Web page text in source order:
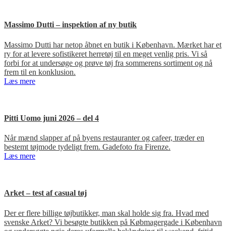
Massimo Dutti – inspektion af ny butik
Massimo Dutti har netop åbnet en butik i København. Mærket har et
ry for at levere sofistikeret herretøj til en meget venlig pris. Vi så
forbi for at undersøge og prøve tøj fra sommerens sortiment og nå
frem til en konklusion.
Læs mere
Pitti Uomo juni 2026 – del 4
Når mænd slapper af på byens restauranter og cafeer, træder en
bestemt tøjmode tydeligt frem. Gadefoto fra Firenze.
Læs mere
Arket – test af casual tøj
Der er flere billige tøjbutikker, man skal holde sig fra. Hvad med
svenske Arket? Vi besøgte butikken på Købmagergade i København